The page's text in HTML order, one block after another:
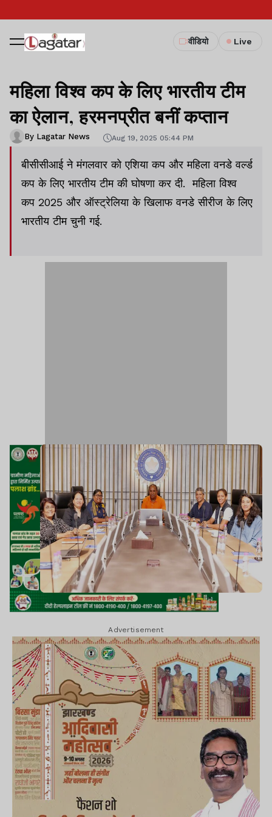
वीडियो Live
महिला विश्व कप के लिए भारतीय टीम
का ऐलान, हरमनप्रीत बनीं कप्तान
By Lagatar News Aug 19, 2025 05:44 PM
बीसीसीआई ने मंगलवार को एशिया कप और महिला वनडे वर्ल्ड
कप के लिए भारतीय टीम की घोषणा कर दी. महिला विश्व
कप 2025 और ऑस्ट्रेलिया के खिलाफ वनडे सीरीज के लिए
भारतीय टीम चुनी गई.
Advertisement